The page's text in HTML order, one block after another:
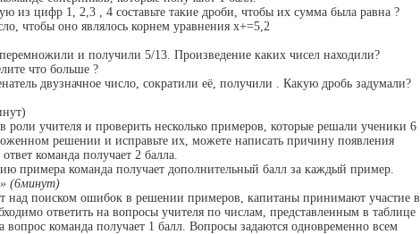
из цифр 1, 2,3 , 4 составьте такие дроби, чтобы их сумма была равна ?
чтобы оно являлось корнем уравнения x+=5,2
и получили 5/13. Произведение каких чисел находили?
что больше ?
двузначное число, сократили её, получили . Какую дробь задумали?
роли учителя и проверить несколько примеров, которые решали ученики 6
решении и исправьте их, можете написать причину появления
команда получает 2 балла.
примера команда получает дополнительный балл за каждый пример.
(6минут)
над поиском ошибок в решении примеров, капитаны принимают участие в
ответить на вопросы учителя по числам, представленным в таблице
команда получает 1 балл. Вопросы задаются одновременно всем